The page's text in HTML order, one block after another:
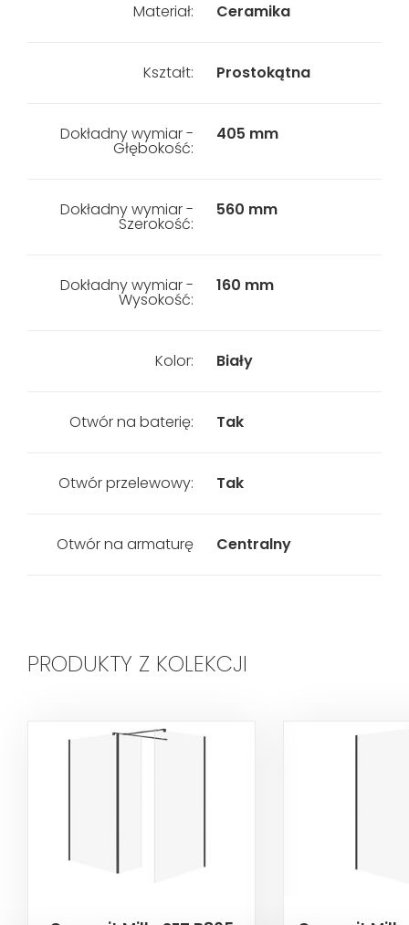
Materiał: Ceramika
Kształt: Prostokątna
Dokładny wymiar -
Głębokość:
405 mm
Dokładny wymiar -
Szerokość:
560 mm
Dokładny wymiar -
Wysokość:
160 mm
Kolor: Biały
Otwór na baterię: Tak
Otwór przelewowy: Tak
Otwór na armaturę Centralny
PRODUKTY Z KOLEKCJI